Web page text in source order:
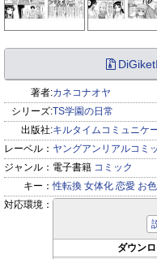
著者:カネコナオヤ
シリーズ:TS学園の日常
出版社:キルタイムコミュニケ
レーベル： ヤングアンリアルコミ
ジャンル： 電子書籍 コミック
キー：性転換 女体化 恋愛 お
対応環境：
ダウン